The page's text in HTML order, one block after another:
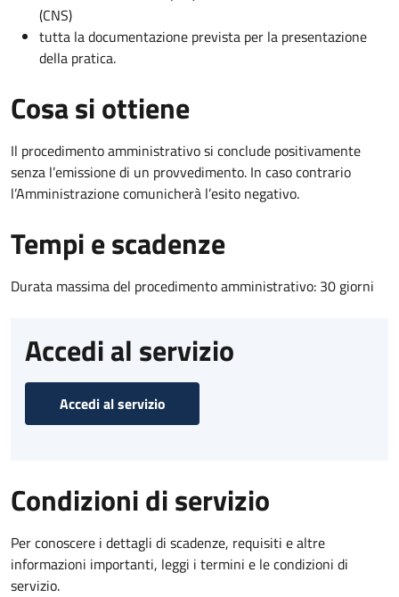
(CNS)
tutta la documentazione prevista per la presentazione
della pratica.
Cosa si ottiene
Il procedimento amministrativo si conclude positivamente
senza l’emissione di un provvedimento. In caso contrario
l’Amministrazione comunicherà l’esito negativo.
Tempi e scadenze
Durata massima del procedimento amministrativo: 30 giorni
Accedi al servizio
Accedi al servizio
Condizioni di servizio
Per conoscere i dettagli di scadenze, requisiti e altre
informazioni importanti, leggi i termini e le condizioni di
servizio.